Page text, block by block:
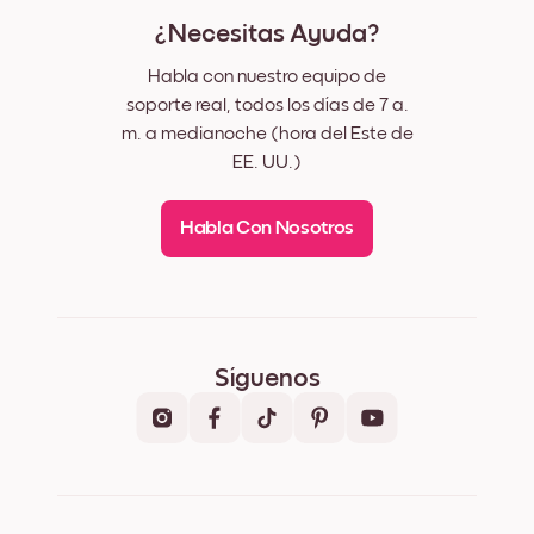
¿Necesitas Ayuda?
Habla con nuestro equipo de
soporte real, todos los días de 7 a.
m. a medianoche (hora del Este de
EE. UU.)
Habla Con Nosotros
Síguenos